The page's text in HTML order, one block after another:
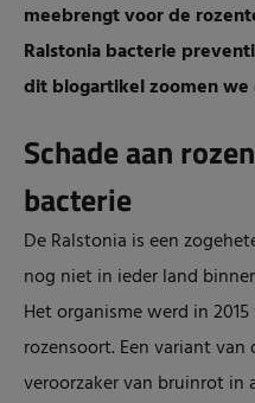
meebrengt voor de
Ralstonia bacterie
dit blogartikel zoomen
Schade aan
bacterie
De Ralstonia is een
nog niet in ieder land
Het organisme werd in
rozensoort. Een variant
veroorzaker van bruinrot in